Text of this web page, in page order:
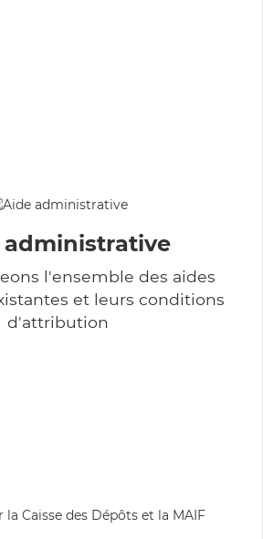
administrative
l'ensemble des aides
et leurs conditions
d'attribution